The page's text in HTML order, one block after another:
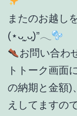
またのお越し
(⋆ᴗ͈ˬᴗ͈)”𓂃
お問い合わ
トトーク画面
の納期と金額)
えしてますの